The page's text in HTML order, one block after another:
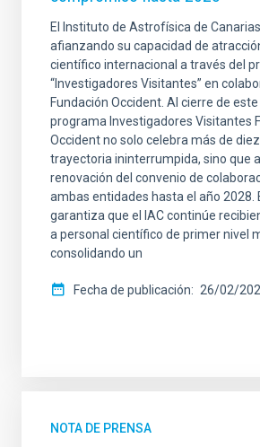
El Instituto de Astrofísica de
afianzando su capacidad de
científico internacional a través del
“Investigadores Visitantes” en
Fundación Occident. Al cierre de este
programa Investigadores Visitantes
Occident no solo celebra más de
trayectoria ininterrumpida, sino que
renovación del convenio de
ambas entidades hasta el año 2028.
garantiza que el IAC continúe
a personal científico de primer nivel
consolidando un
Fecha de publicación 26/02/
NOTA DE PRENSA